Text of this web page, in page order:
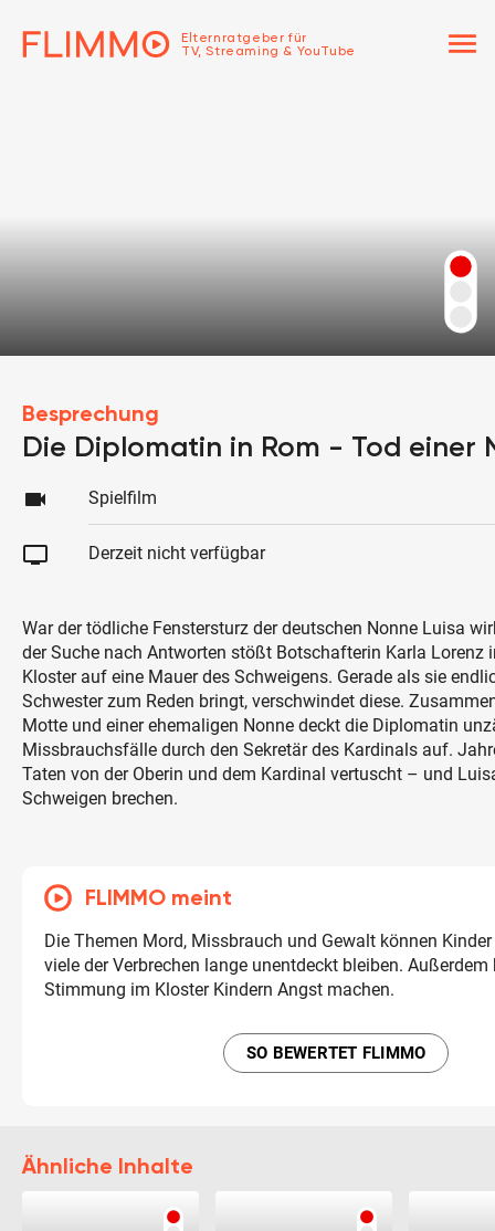
Elternratgeber für
TV, Streaming & YouTube
menu
Besprechung
Die Diplomatin in Rom - Tod einer
videocam Spielfilm
tv Derzeit nicht verfügbar
War der tödliche Fenstersturz der deutschen Nonne Luisa
der Suche nach Antworten stößt Botschafterin Karla Lorenz
Kloster auf eine Mauer des Schweigens. Gerade als sie
Schwester zum Reden bringt, verschwindet diese.
Motte und einer ehemaligen Nonne deckt die Diplomatin
Missbrauchsfälle durch den Sekretär des Kardinals auf.
Taten von der Oberin und dem Kardinal vertuscht – und
Schweigen brechen.
FLIMMO meint
Die Themen Mord, Missbrauch und Gewalt können
viele der Verbrechen lange unentdeckt bleiben.
Stimmung im Kloster Kindern Angst machen.
SO BEWERTET FLIMMO
Ähnliche Inhalte